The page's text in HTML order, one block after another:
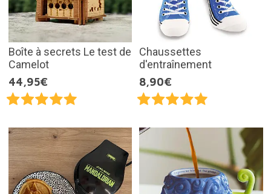
Boîte à secrets Le test de
Camelot
44,95€
Chaussettes
d'entraînement
8,90€